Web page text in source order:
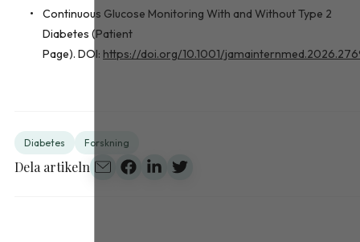
Continuous Glucose Monitoring With and Without Type 2
Diabetes (Patient
Page). DOI: https://doi.org/10.1001/
Diabetes Forskning
Dela artikeln